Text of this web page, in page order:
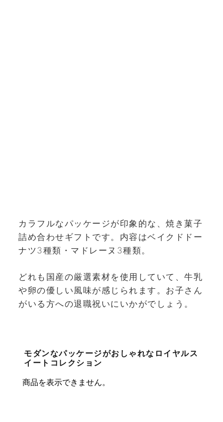
カラフルなパッケージが印象的な、焼き菓子
詰め合わせギフトです。内容はベイクドドー
ナツ3種類・マドレーヌ3種類。
どれも国産の厳選素材を使用していて、牛乳
や卵の優しい風味が感じられます。お子さん
がいる方への退職祝いにいかがでしょう。
モダンなパッケージがおしゃれなロイヤルス
イートコレクション